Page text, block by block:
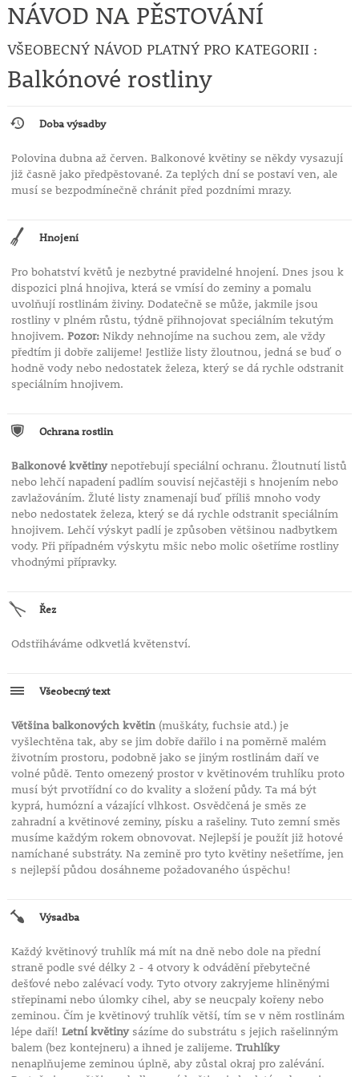
• ideální volba pro každého, kdo chce minimum
starostí a maximum efektu
Pelargonium peltatum 'Rouge Fontaine'je perfektní
volbou pro všechny, kdo hledají
kvetoucí a nenáročný převislý muškát
NÁVOD NA PĚSTOVÁNÍ
VŠEOBECNÝ NÁVOD PLATNÝ PRO KATEGORII :
Balkónové rostliny
Doba výsadby
Polovina dubna až červen. Balkonové květiny se někdy vysazují
již časně jako předpěstované. Za teplých dní se postaví ven, ale
musí se bezpodmínečně chránit před pozdními mrazy.
Hnojení
Pro bohatství květů je nezbytné pravidelné hnojení. Dnes jsou k
dispozici plná hnojiva, která se vmísí do zeminy a pomalu
uvolňují rostlinám živiny. Dodatečně se může, jakmile jsou
rostliny v plném růstu, týdně přihnojovat speciálním tekutým
hnojivem. Pozor:Nikdy nehnojíme na suchou zem, ale vždy
předtím ji dobře zalijeme! Jestliže listy žloutnou, jedná se buď o
hodně vody nebo nedostatek železa, který se dá rychle odstranit
speciálním hnojivem.
Ochrana rostlin
Balkonové květinynepotřebují speciální ochranu. Žloutnutí listů
nebo lehčí napadení padlím souvisí nejčastěji s hnojením nebo
zavlažováním. Žluté listy znamenají buď příliš mnoho vody
nebo nedostatek železa, který se dá rychle odstranit speciálním
hnojivem. Lehčí výskyt padlí je způsoben většinou nadbytkem
vody. Při případném výskytu mšic nebo molic ošetříme rostliny
vhodnými přípravky.
Řez
Odstřiháváme odkvetlá květenství.
Všeobecný text
Většina balkonových květin(muškáty, fuchsie atd.) je
vyšlechtěna tak, aby se jim dobře dařilo i na poměrně malém
životním prostoru, podobně jako se jiným rostlinám daří ve
volné půdě. Tento omezený prostor v květinovém truhlíku proto
musí být prvotřídní co do kvality a složení půdy. Ta má být
kyprá, humózní a vázající vlhkost. Osvědčená je směs ze
zahradní a květinové zeminy, písku a rašeliny. Tuto zemní směs
musíme každým rokem obnovovat. Nejlepší je použít již hotové
namíchané substráty. Na zemině pro tyto květiny nešetříme, jen
s nejlepší půdou dosáhneme požadovaného úspěchu!
Výsadba
Každý květinový truhlík má mít na dně nebo dole na přední
straně podle své délky 2 - 4 otvory k odvádění přebytečné
dešťové nebo zalévací vody. Tyto otvory zakryjeme hliněnými
střepinami nebo úlomky cihel, aby se neucpaly kořeny nebo
zeminou. Čím je květinový truhlík větší, tím se v něm rostlinám
lépe daří! Letní květinysázíme do substrátu s jejich rašelinným
balem (bez kontejneru) a ihned je zalijeme. Truhlíky
nenaplňujeme zeminou úplně, aby zůstal okraj pro zalévání.